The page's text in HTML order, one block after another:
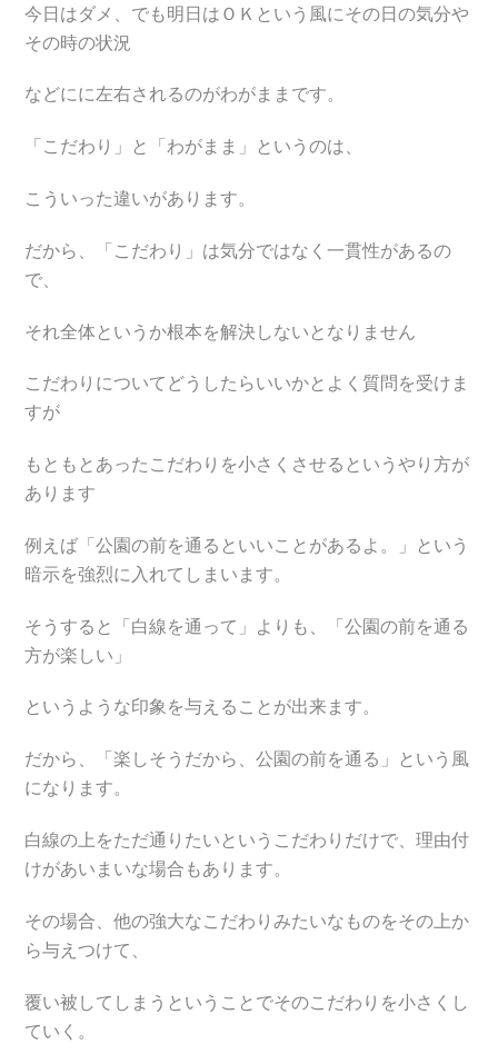
今日はダメ、でも明日はＯＫという風にその日の気分や
その時の状況
などにに左右されるのがわがままです。
「こだわり」と「わがまま」というのは、
こういった違いがあります。
だから、「こだわり」は気分ではなく一貫性があるの
で、
それ全体というか根本を解決しないとなりません
こだわりについてどうしたらいいかとよく質問を受けま
すが
もともとあったこだわりを小さくさせるというやり方が
あります
例えば「公園の前を通るといいことがあるよ。」という
暗示を強烈に入れてしまいます。
そうすると「白線を通って」よりも、「公園の前を通る
方が楽しい」
というような印象を与えることが出来ます。
だから、「楽しそうだから、公園の前を通る」という風
になります。
白線の上をただ通りたいというこだわりだけで、理由付
けがあいまいな場合もあります。
その場合、他の強大なこだわりみたいなものをその上か
ら与えつけて、
覆い被してしまうということでそのこだわりを小さくし
ていく。